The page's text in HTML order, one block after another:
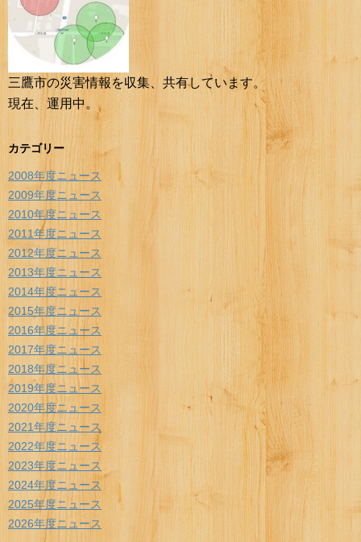
三鷹市の災害情報を収集、共有しています。
現在、運用中。
カテゴリー
2008年度ニュース
2009年度ニュース
2010年度ニュース
2011年度ニュース
2012年度ニュース
2013年度ニュース
2014年度ニュース
2015年度ニュース
2016年度ニュース
2017年度ニュース
2018年度ニュース
2019年度ニュース
2020年度ニュース
2021年度ニュース
2022年度ニュース
2023年度ニュース
2024年度ニュース
2025年度ニュース
2026年度ニュース